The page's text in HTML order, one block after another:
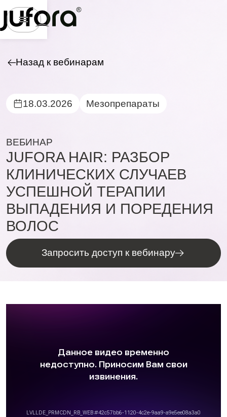
Назад к вебинарам
18.03.2026 Мезопрепараты
ВЕБИНАР
JUFORA HAIR: РАЗБОР
КЛИНИЧЕСКИХ СЛУЧАЕВ
УСПЕШНОЙ ТЕРАПИИ
ВЫПАДЕНИЯ И ПОРЕДЕНИЯ
ВОЛОС
Запросить доступ к вебинару